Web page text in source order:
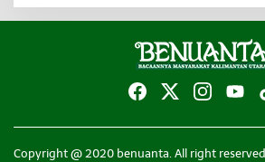
Copyright @ 2020 benuanta. All right reserved